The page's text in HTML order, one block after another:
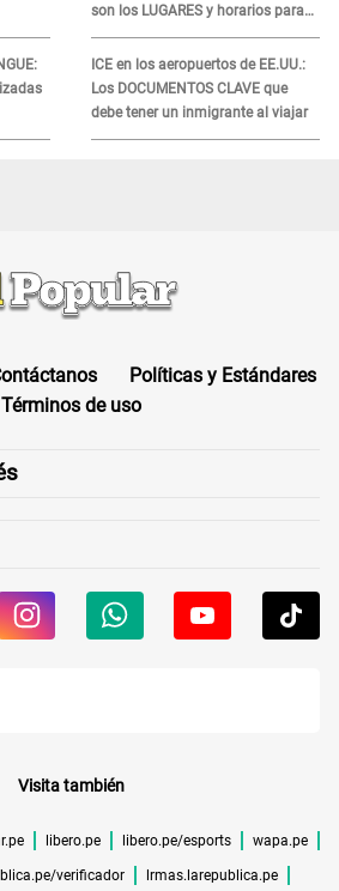
son los LUGARES y horarios para
recibir la ayuda
ICE en los aeropuertos de EE.UU.:
Los DOCUMENTOS CLAVE que
debe tener un inmigrante al viajar
Políticas y Estándares
Términos de uso
Visita también
libero.pe libero.pe/esports wapa.pe
verificador lrmas.larepublica.pe